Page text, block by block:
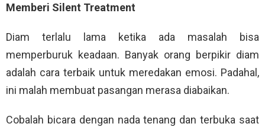
Memberi Silent Treatment
Diam terlalu lama ketika ada masalah bisa
memperburuk keadaan. Banyak orang berpikir diam
adalah cara terbaik untuk meredakan emosi. Padahal,
ini malah membuat pasangan merasa diabaikan.
Cobalah bicara dengan nada tenang dan terbuka saat